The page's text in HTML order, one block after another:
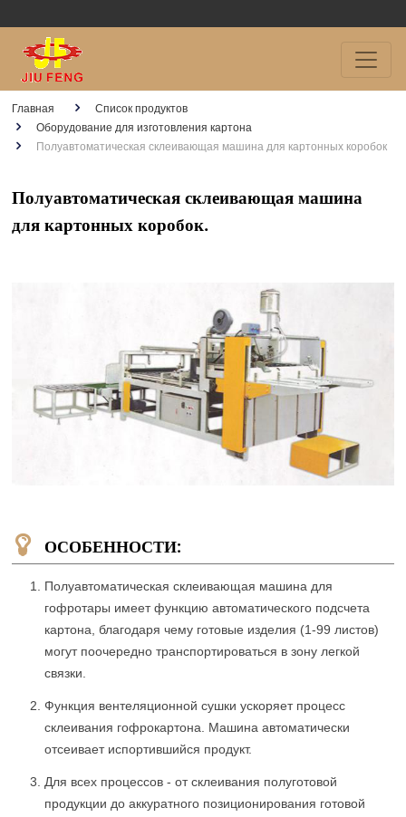
Главная
Список продуктов
Оборудование для изготовления картона
Полуавтоматическая склеивающая машина для картонных коробок
Полуавтоматическая склеивающая машина
для картонных коробок.
ОСОБЕННОСТИ:
Полуавтоматическая склеивающая машина для
гофротары имеет функцию автоматического подсчета
картона, благодаря чему готовые изделия (1-99 листов)
могут поочередно транспортироваться в зону легкой
связки.
Функция вентеляционной сушки ускоряет процесс
склеивания гофрокартона. Машина автоматически
отсеивает испортившийся продукт.
Для всех процессов - от склеивания полуготовой
продукции до аккуратного позиционирования готовой